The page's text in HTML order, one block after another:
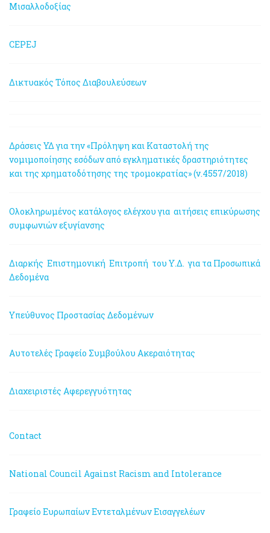
Μισαλλοδοξίας
CEPEJ
Δικτυακός Τόπος Διαβουλεύσεων
Δράσεις ΥΔ για την «Πρόληψη και Καταστολή της
νομιμοποίησης εσόδων από εγκληματικές δραστηριότητες
και της χρηματοδότησης της τρομοκρατίας» (ν.4557/2018)
Ολοκληρωμένος κατάλογος ελέγχου για αιτήσεις επικύρωσης
συμφωνιών εξυγίανσης
Διαρκής Επιστημονική Επιτροπή του Υ.Δ. για τα Προσωπικά
Δεδομένα
Υπεύθυνος Προστασίας Δεδομένων
Αυτοτελές Γραφείο Συμβούλου Ακεραιότητας
Διαχειριστές Αφερεγγυότητας
Contact
National Council Against Racism and Intolerance
Γραφείο Ευρωπαίων Εντεταλμένων Εισαγγελέων